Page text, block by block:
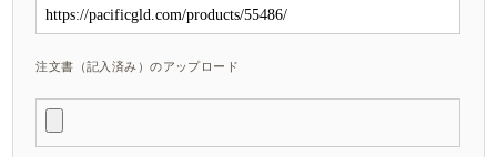
注文書（記入済み）のアップロード